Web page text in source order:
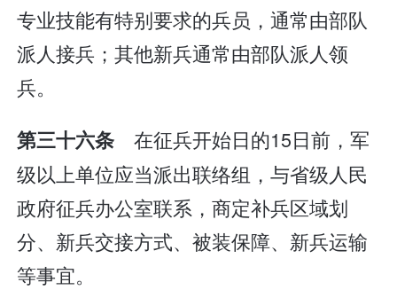
专业技能有特别要求的兵员，通常由部队
派人接兵；其他新兵通常由部队派人领
兵。
第三十六条 在征兵开始日的15日前，军
级以上单位应当派出联络组，与省级人民
政府征兵办公室联系，商定补兵区域划
分、新兵交接方式、被装保障、新兵运输
等事宜。